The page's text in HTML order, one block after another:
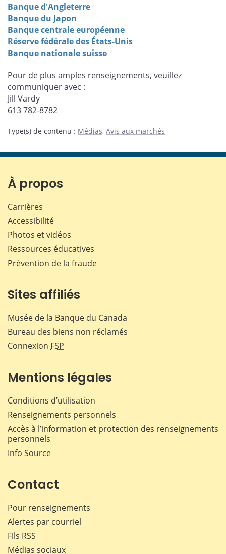
Banque d'Angleterre
Banque du Japon
Banque centrale européenne
Réserve fédérale des États-Unis
Banque nationale suisse
Pour de plus amples renseignements, veuillez
communiquer avec :
Jill Vardy
613 782-8782
Type(s) de contenu : Médias, Avis aux marchés
À propos
Carrières
Accessibilité
Photos et vidéos
Ressources éducatives
Prévention de la fraude
Sites affiliés
Musée de la Banque du Canada
Bureau des biens non réclamés
Connexion FSP
Mentions légales
Conditions d’utilisation
Renseignements personnels
Accès à l’information et protection des renseignements
personnels
Info Source
Contact
Pour renseignements
Alertes par courriel
Fils RSS
Médias sociaux